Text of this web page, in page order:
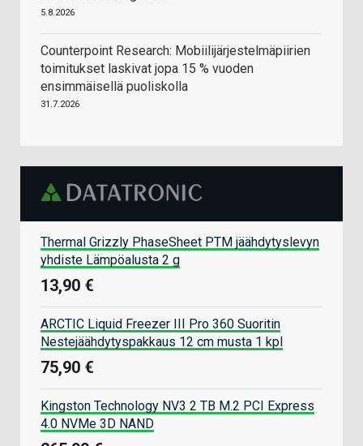
5.8.2026
Counterpoint Research: Mobiilijärjestelmäpiirien
toimitukset laskivat jopa 15 % vuoden
ensimmäisellä puoliskolla
31.7.2026
Thermal Grizzly PhaseSheet PTM jäähdytyslevyn
yhdiste Lämpöalusta 2 g
13,90 €
ARCTIC Liquid Freezer III Pro 360 Suoritin
Nestejäähdytyspakkaus 12 cm musta 1 kpl
75,90 €
Kingston Technology NV3 2 TB M.2 PCI Express
4.0 NVMe 3D NAND